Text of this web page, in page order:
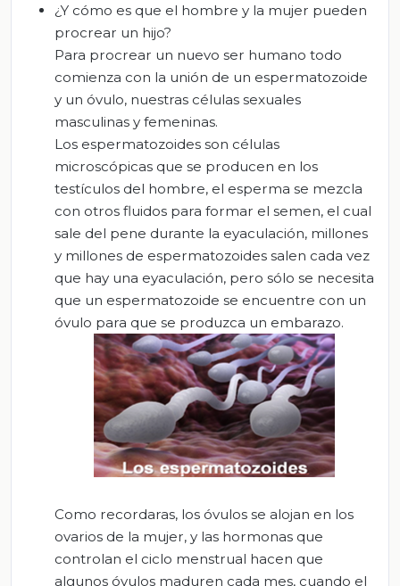
¿Y cómo es que el hombre y la mujer pueden
procrear un hijo?
Para procrear un nuevo ser humano todo
comienza con la unión de un espermatozoide
y un óvulo, nuestras células sexuales
masculinas y femeninas.
Los espermatozoides son células
microscópicas que se producen en los
testículos del hombre, el esperma se mezcla
con otros fluidos para formar el semen, el cual
sale del pene durante la eyaculación, millones
y millones de espermatozoides salen cada vez
que hay una eyaculación, pero sólo se necesita
que un espermatozoide se encuentre con un
óvulo para que se produzca un embarazo.
Como recordaras, los óvulos se alojan en los
ovarios de la mujer, y las hormonas que
controlan el ciclo menstrual hacen que
algunos óvulos maduren cada mes, cuando el